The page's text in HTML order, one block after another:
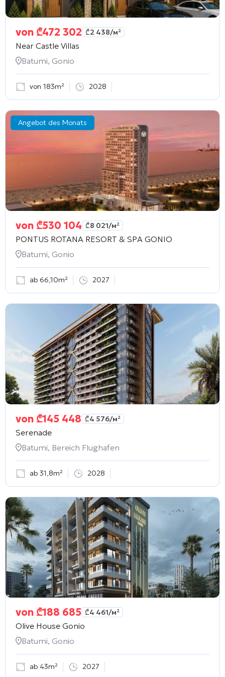
von ₾472 302 ₾2 438/м²
Near Castle Villas
Batumi, Gonio
von 183m² 2028
Angebot des Monats
von ₾530 104 ₾8 021/м²
PONTUS ROTANA RESORT & SPA GONIO
Batumi, Gonio
ab 66,10m² 2027
von ₾145 448 ₾4 576/м²
Serenade
Batumi, Bereich Flughafen
ab 31,8m² 2028
von ₾188 685 ₾4 461/м²
Olive House Gonio
Batumi, Gonio
ab 43m² 2027